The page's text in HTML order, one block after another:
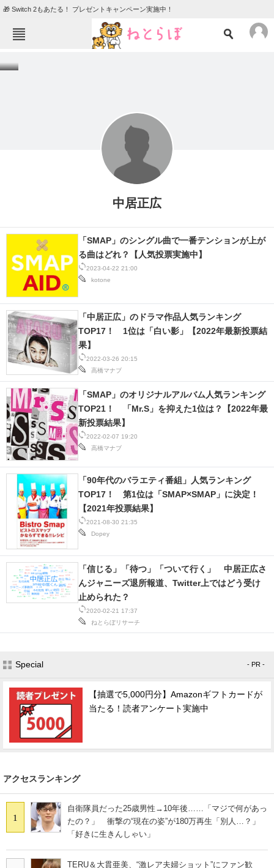
🎁 Switch 2もあたる！ プレゼントキャンペーン実施中！
TOP
地域
教育・育児
リサーチ
注目記事を集めた総合ページ
ITの今と未来を見通す
スマホと通信の最新トレンド
進化するPCとデバイスの未来
好きが集まる 比べて選べる
ビジネスと働き方のヒント
AI活用のいまが分かる
企業ITのトレンドを詳説
経営リーダーのコミュニティ
マーケ×ITの今がよく分かる
ITエンジニア向け専門サイト
企業向けIT製品の総合サイト
IT製品の技術・比較・事例
製造業のIT導入・活用を支援
モノづくり技術者専門サイト
電子設計の基本と応用
エネルギーの専門メディア
建設×テクノロジーの最前線
ちょっと気になるネットの話題
中居正広
2023-04-22 21:00
kotone
「SMAP」のシングル曲で一番テンションが上が
る曲はどれ？【人気投票実施中】
2022-03-26 20:15
高橋マナブ
「中居正広」のドラマ作品人気ランキング
TOP17！ 1位は「白い影」【2022年最新投票結
果】
2022-02-07 19:20
高橋マナブ
「SMAP」のオリジナルアルバム人気ランキング
TOP21！ 「Mr.S」を抑えた1位は？【2022年最
新投票結果】
2021-08-30 21:35
Dopey
「90年代のバラエティ番組」人気ランキング
TOP17！ 第1位は「SMAP×SMAP」に決定！
【2021年投票結果】
2020-02-21 17:37
ねとらぼリサーチ
「信じる」「待つ」「ついて行く」 中居正広さ
んジャニーズ退所報道、Twitter上ではどう受け
止められた？
Special - PR -
【抽選で5,000円分】Amazonギフトカードが
当たる！読者アンケート実施中
アクセスランキング
1
自衛隊員だった25歳男性→10年後……「マジで何があっ
たの？」 衝撃の“現在の姿”が180万再生「別人…？」
「好きに生きんしゃい」
TERU＆大貫亜美、“激レア夫婦ショット”にファン歓